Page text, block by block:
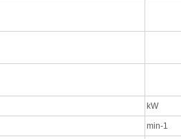
kW
min-1